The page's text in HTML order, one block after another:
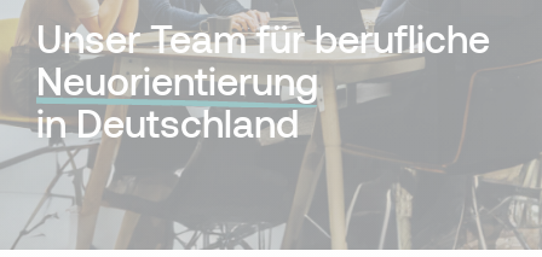
Unser Team für berufliche
Neuorientierung
in Deutschland